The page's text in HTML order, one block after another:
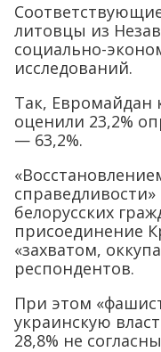
литовцы из
социально-
исследований.
Так, Евромайдан
оценили 23,2%
— 63,2%.
белорусских
присоединение
«захватом,
респондентов.
При этом
украинскую
28,8% не